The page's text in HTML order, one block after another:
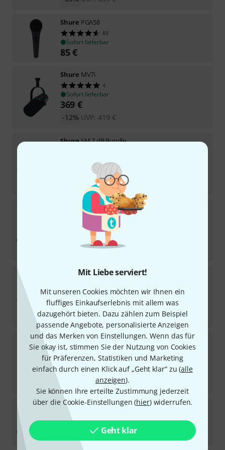
Mit Liebe serviert!
Mit unseren Cookies möchten wir Ihnen ein
fluffiges Einkaufserlebnis mit allem was
dazugehört bieten. Dazu zählen zum Beispiel
passende Angebote, personalisierte Anzeigen
und das Merken von Einstellungen. Wenn das für
Sie okay ist, stimmen Sie der Nutzung von Cookies
für Präferenzen, Statistiken und Marketing
einfach durch einen Klick auf „Geht klar“ zu (alle
anzeigen).
Sie können Ihre erteilte Zustimmung jederzeit
über die Cookie-Einstellungen (hier) widerrufen.
Geht klar
Shure PGA58
88
Sofort lieferbar
85€
Shure MV7i
4
Sofort lieferbar
369 €
UVP: 419 €
-12%
ShureSM 7 dB Bundle
Sofort lieferbar
UVP:799 €
MV7 Plus Broadcast Arm Bundle
Sofort lieferbar
UVP:488 €
SM 7 dB Headphone Bundle
Sofort lieferbar
679 €
UVP:788 €
-14%
ShureSM 7 B Desktop Stand Bundle
In 2–3 Wochen lieferbar
422€
UVP:479 €
ShureMV7i Desktop Stand Bundle
In 2–3 Wochen lieferbar